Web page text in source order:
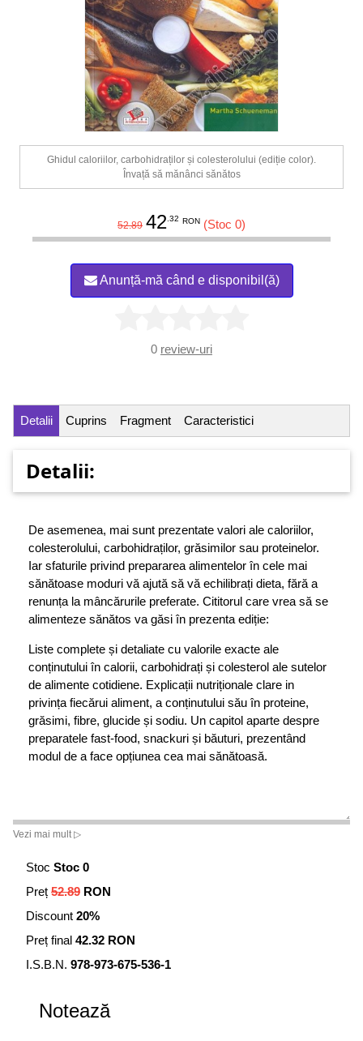
Ghidul caloriilor, carbohidraților și colesterolului (ediție color).
Învață să mănânci sănătos
52.89 42.32 RON (Stoc 0)
Anunță-mă când e disponibil(ă)
0 review-uri
Detalii Cuprins Fragment Caracteristici
Detalii:
De asemenea, mai sunt prezentate valori ale caloriilor,
colesterolului, carbohidraților, grăsimilor sau proteinelor.
Iar sfaturile privind prepararea alimentelor în cele mai
sănătoase moduri vă ajută să vă echilibrați dieta, fără a
renunța la mâncărurile preferate. Cititorul care vrea să se
alimenteze sănătos va găsi în prezenta ediție:
Liste complete și detaliate cu valorile exacte ale
conținutului în calorii, carbohidrați și colesterol ale sutelor
de alimente cotidiene. Explicații nutriționale clare in
privința fiecărui aliment, a conținutului său în proteine,
grăsimi, fibre, glucide și sodiu. Un capitol aparte despre
preparatele fast-food, snackuri și băuturi, prezentând
modul de a face opțiunea cea mai sănătoasă.
Vezi mai mult ▷
Stoc Stoc 0
Preț 52.89 RON
Discount 20%
Preț final 42.32 RON
I.S.B.N. 978-973-675-536-1
Notează